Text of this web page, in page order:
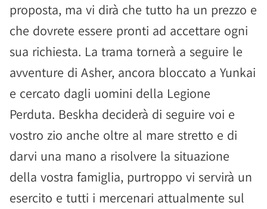
proposta, ma vi dirà che tutto ha un prezzo e
che dovrete essere pronti ad accettare ogni
sua richiesta. La trama tornerà a seguire le
avventure di Asher, ancora bloccato a Yunkai
e cercato dagli uomini della Legione
Perduta. Beskha deciderà di seguire voi e
vostro zio anche oltre al mare stretto e di
darvi una mano a risolvere la situazione
della vostra famiglia, purtroppo vi servirà un
esercito e tutti i mercenari attualmente sul